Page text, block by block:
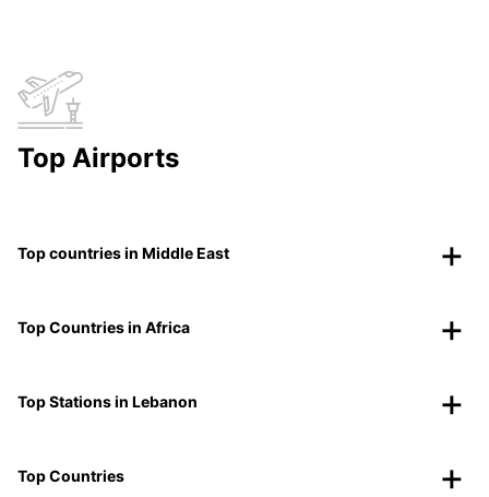
Top Airports
Top countries in Middle East
Top Countries in Africa
Top Stations in Lebanon
Top Countries